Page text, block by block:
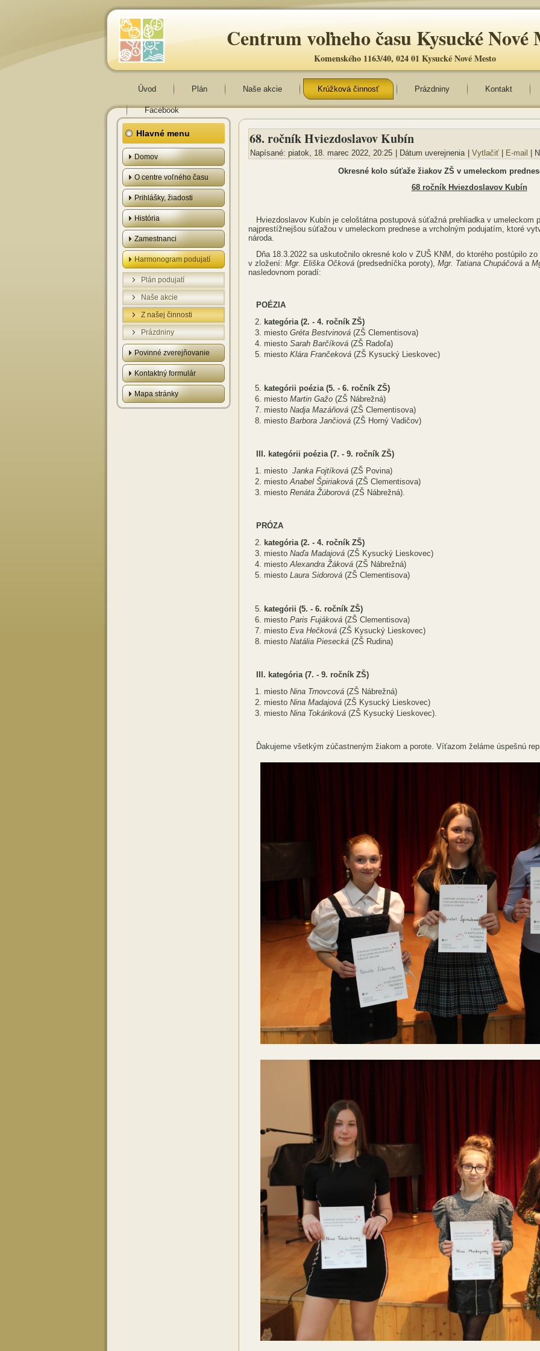
Centrum voľneho času Kysucké Nové
Komenského 1163/40, 024 01 Kysucké Nové Mesto
Úvod Plán Naše akcie Krúžková činnosť Prázdniny Kontakt
Facebook
Hlavné menu
Domov
O centre voľného času
Prihlášky, žiadosti
História
Zamestnanci
Harmonogram podujatí
Plán podujatí
Naše akcie
Z našej činnosti
Prázdniny
Povinné zverejňovanie
Kontaktný formulár
Mapa stránky
68. ročník Hviezdoslavov Kubín
Napísané: piatok, 18. marec 2022, 20:25 Dátum uverejnenia Vytlačiť E-mail
|
Okresné kolo súťaže žiakov ZŠ v umeleckom
68 ročník Hviezdoslavov Kubín
Hviezdoslavov Kubín je celoštátna postupová súťažná prehliadka v umeleckom
najprestížnejšou súťažou v umeleckom prednese a vrcholným podujatím, ktoré
národa.
Dňa 18.3.2022 sa uskutočnilo okresné kolo v ZUŠ KNM, do ktorého postúpilo
v zložení: Mgr. Eliška Očková (predsedníčka poroty), Mgr. Tatiana Chupáčová a
nasledovnom poradí:
POÉZIA
kategória (2. - 4. ročník ZŠ)
miesto Gréta Bestvinová (ZŠ Clementisova)
miesto Sarah Barčíková (ZŠ Radoľa)
miesto Klára Frančeková (ZŠ Kysucký
kategórii poézia (5. - 6. ročník ZŠ)
miesto Martin Gažo (ZŠ Nábrežná)
miesto Nadja Mazáňová (ZŠ Clementisova)
miesto Barbora Jančiová (ZŠ Horný Vadičov)
III. kategórii poézia (7. - 9. ročník ZŠ)
miesto Janka Fojtíková (ZŠ Povina)
miestoAnabel Špiriaková (ZŠ Clementisova)
miesto Renáta Žúborová (ZŠ Nábrežná).
PRÓZA
kategória (2. - 4. ročník ZŠ)
miesto Naďa Madajová (ZŠ Kysucký
miestoAlexandra Žáková (ZŠ Nábrežná)
miesto Laura Sidorová (ZŠ Clementisova)
kategórii (5. - 6. ročník ZŠ)
miesto Paris Fujáková (ZŠ Clementisova)
miesto Eva Hečková (ZŠ Kysucký Lieskovec)
miesto Natália Piesecká (ZŠ Rudina)
III. kategória (7. - 9. ročník ZŠ)
miesto Nina Trnovcová (ZŠ Nábrežná)
miesto Nina Madajová (ZŠ Kysucký
miesto Nina Tokáriková (ZŠ Kysucký
Ďakujeme všetkým zúčastneným žiakom a porote. Víťazom želáme úspešnú